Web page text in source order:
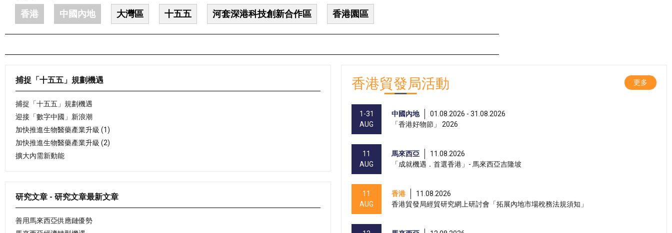
香港 中國內地 大灣區 十五五 河套深港科技創新合作區 香港園區
捕捉「十五五」規劃機遇
捕捉「十五五」規劃機遇
迎接「數字中國」新浪潮
加快推進生物醫藥產業升級 (1)
加快推進生物醫藥產業升級 (2)
擴大內需新動能
研究文章 - 研究文章最新文章
善用馬來西亞供應鏈優勢
香港貿發局活動 更多
1-31
AUG
中國內地
01.08.2026 - 31.08.2026
「香港好物節」 2026
11
AUG
馬來西亞
11.08.2026
「成就機遇．首選香港」- 馬來西亞吉隆坡
11
AUG
香港
11.08.2026
香港貿發局經貿研究網上研討會「拓展內地市場稅務法規須知」